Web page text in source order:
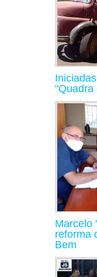
"Quadra
Marcelo
reforma
Bem